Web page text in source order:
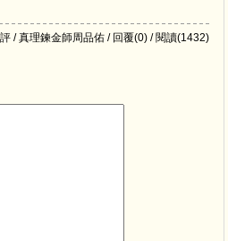
/ 真理鍊金師周品佑 / 回覆(0) / 閱讀(1432)